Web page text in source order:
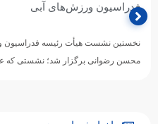
فدراسیون ورزش‌های آبی
نخستین نشست هیأت رئیسه فدراسیون
محسن رضوانی برگزار شد؛ نشستی که